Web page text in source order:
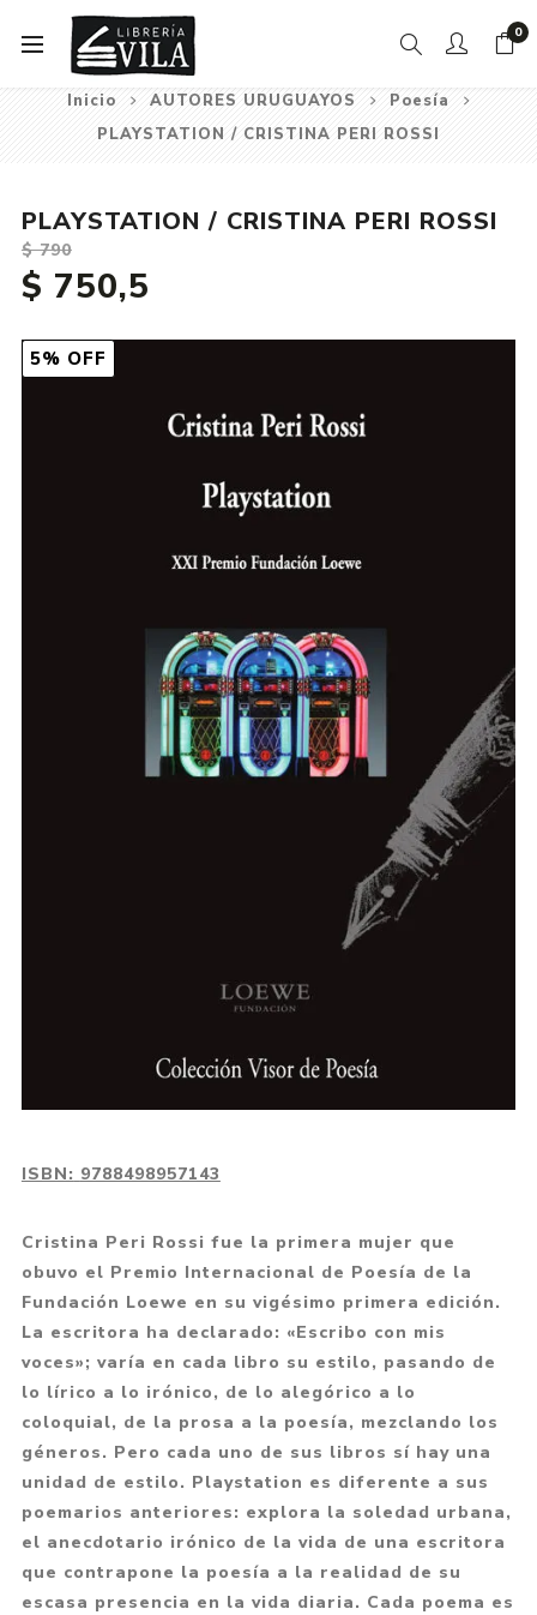
0
Inicio AUTORES URUGUAYOS
Poesía
PLAYSTATION / CRISTINA PERI ROSSI
5% OFF
PLAYSTATION / CRISTINA PERI ROSSI
$ 790
$ 750,5
ISBN: 9788498957143
Cristina Peri Rossi fue la primera mujer que
obuvo el Premio Internacional de Poesía de la
Fundación Loewe en su vigésimo primera edición.
La escritora ha declarado: «Escribo con mis
voces»; varía en cada libro su estilo, pasando de
lo lírico a lo irónico, de lo alegórico a lo
coloquial, de la prosa a la poesía, mezclando los
géneros. Pero cada uno de sus libros sí hay una
unidad de estilo. Playstation es diferente a sus
poemarios anteriores: explora la soledad urbana,
el anecdotario irónico de la vida de una escritora
que contrapone la poesía a la realidad de su
escasa presencia en la vida diaria. Cada poema es